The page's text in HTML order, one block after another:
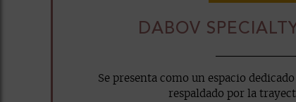
DABOV
Se presenta como un espacio
respaldado por la